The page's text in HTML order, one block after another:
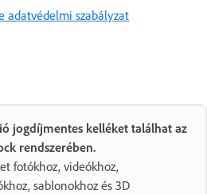
adatvédelmi szabályzat
jogdíjmentes kelléket találhat az
rendszerében.
fotókhoz, videókhoz,
sablonokhoz és 3D